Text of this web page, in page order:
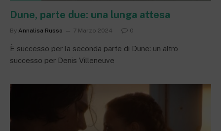
Dune, parte due: una lunga attesa
By Annalisa Russo 7 Marzo 2024 0
È successo per la seconda parte di Dune: un altro
successo per Denis Villeneuve